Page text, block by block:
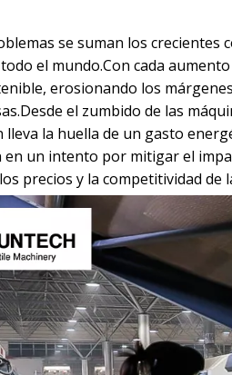
se suman los crecientes
el mundo.Con cada
erosionando los
el zumbido de las
lleva la huella de un gasto
en un intento por mitigar el
precios y la competitividad de